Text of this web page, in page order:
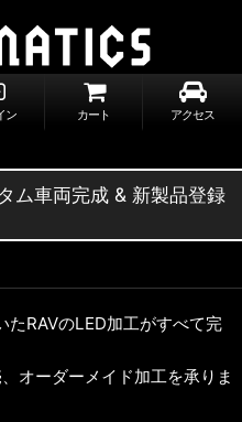
ン カート アクセス
ム車両完成 & 新製品登録
たRAVのLED加工がすべて完
オーダーメイド加工を承りま